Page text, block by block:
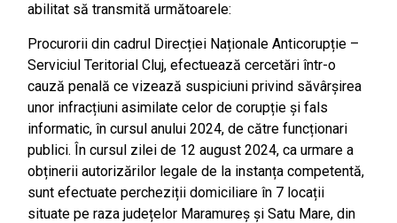
abilitat să transmită următoarele:
Procurorii din cadrul Direcției Naționale Anticorupție –
Serviciul Teritorial Cluj, efectuează cercetări într-o
cauză penală ce vizează suspiciuni privind săvârșirea
unor infracțiuni asimilate celor de corupție și fals
informatic, în cursul anului 2024, de către funcționari
publici. În cursul zilei de 12 august 2024, ca urmare a
obținerii autorizărilor legale de la instanța competentă,
sunt efectuate percheziții domiciliare în 7 locații
situate pe raza județelor Maramureș și Satu Mare, din